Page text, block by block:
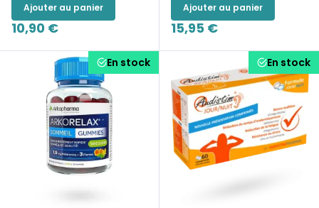
Ajouter au panier
10,90 €
Ajouter au panier
15,95 €
En stock En stock